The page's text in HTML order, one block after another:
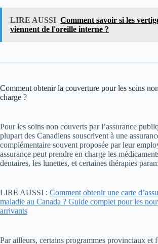
LIRE AUSSI Comment savoir si les
viennent de l'oreille interne ?
Comment obtenir la couverture pour les soins
charge ?
Pour les soins non couverts par l’assurance
plupart des Canadiens souscrivent à une
complémentaire souvent proposée par leur
assurance peut prendre en charge les
dentaires, les lunettes, et certaines thérapies
LIRE AUSSI : Comment obtenir une carte
maladie au Canada ? Guide complet pour les
arrivants
Par ailleurs, certains programmes provinciaux et